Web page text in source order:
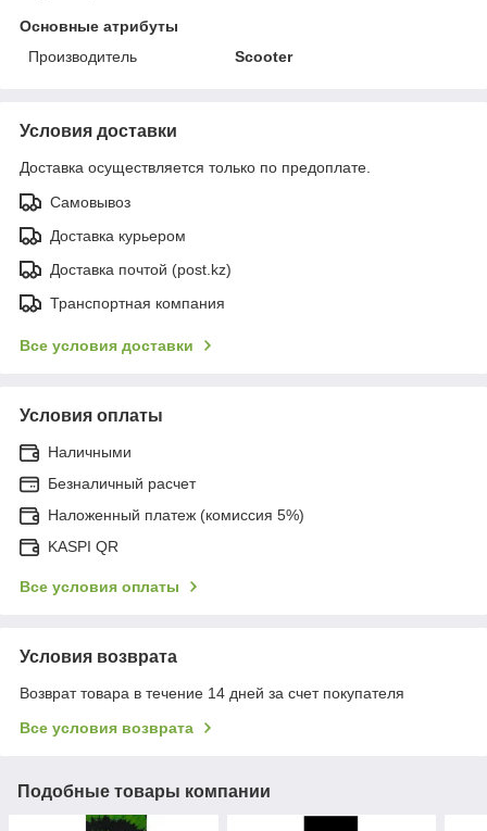
Основные атрибуты
Производитель
Scooter
Условия доставки
Доставка осуществляется только по предоплате.
Самовывоз
Доставка курьером
Доставка почтой (post.kz)
Транспортная компания
Все условия доставки
Условия оплаты
Наличными
Безналичный расчет
Наложенный платеж (комиссия 5%)
KASPI QR
Все условия оплаты
Условия возврата
Возврат товара в течение 14 дней за счет покупателя
Все условия возврата
Подобные товары компании